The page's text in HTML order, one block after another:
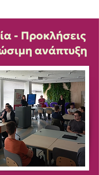
- Προκλήσεις
ανάπτυξη